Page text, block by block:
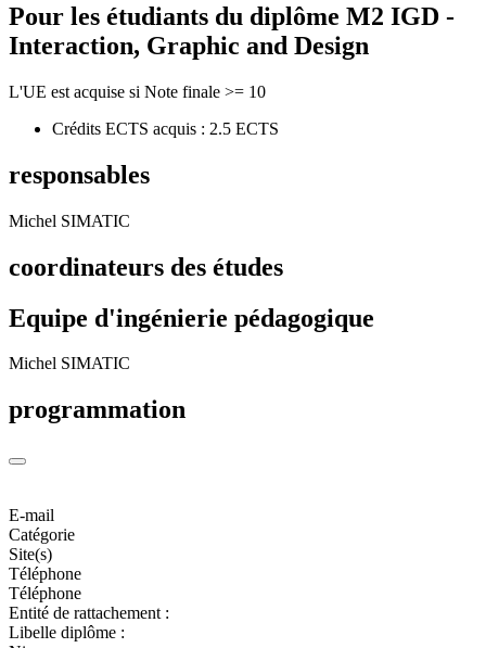
Pour les étudiants du diplôme M2 IGD -
Interaction, Graphic and Design
L'UE est acquise si Note finale >= 10
Crédits ECTS acquis : 2.5 ECTS
responsables
Michel SIMATIC
coordinateurs des études
Equipe d'ingénierie pédagogique
Michel SIMATIC
programmation
E-mail
Catégorie
Site(s)
Téléphone
Téléphone
Entité de rattachement :
Libelle diplôme :